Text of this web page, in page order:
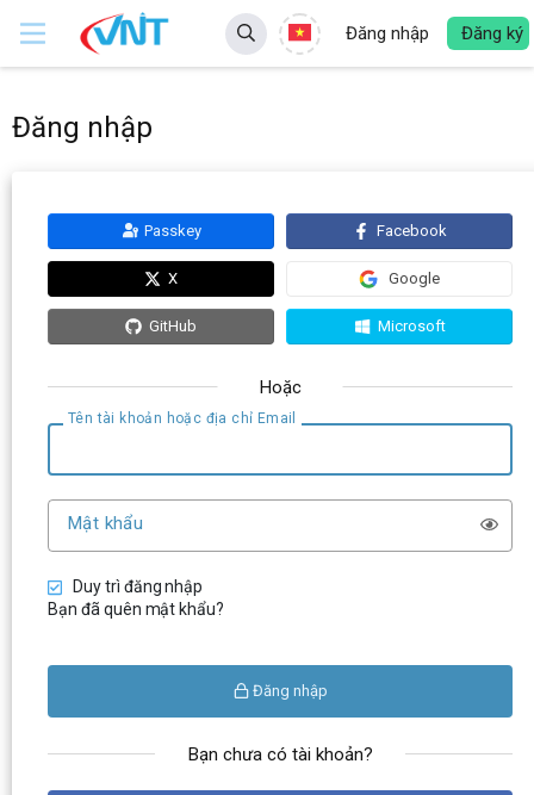
Đăng nhập Đăng ký
Đăng nhập
Passkey Facebook
X Google
GitHub Microsoft
Hoặc
Tên tài khoản hoặc địa chỉ Email
Mật khẩu
Duy trì đăng nhập
Bạn đã quên mật khẩu?
Đăng nhập
Bạn chưa có tài khoản?